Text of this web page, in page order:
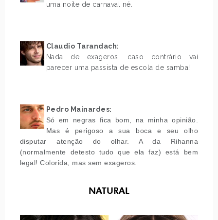
uma noite de carnaval né.
Claudio Tarandach:
Nada de exageros, caso contrário vai
parecer uma passista de escola de samba!
Pedro Mainardes:
Só em negras fica bom, na minha opinião.
Mas é perigoso a sua boca e seu olho
disputar atenção do olhar. A da Rihanna
(normalmente detesto tudo que ela faz) está bem
legal! Colorida, mas sem exageros.
NATURAL